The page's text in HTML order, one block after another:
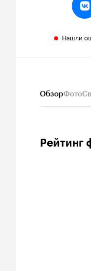
Нашли
ОбзорФото
Рейтинг